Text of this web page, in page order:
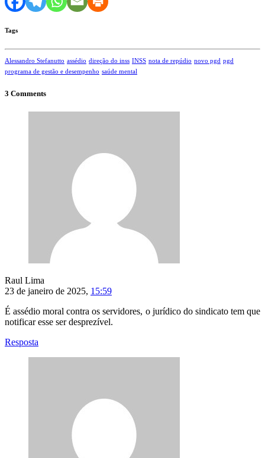
Tags
Alessandro Stefanutto assédio direção do inss INSS nota de repúdio novo pgd pgd
programa de gestão e desempenho saúde mental
3 Comments
Raul Lima
23 de janeiro de 2025, 15:59
É assédio moral contra os servidores, o jurídico do sindicato tem que
notificar esse ser desprezível.
Resposta